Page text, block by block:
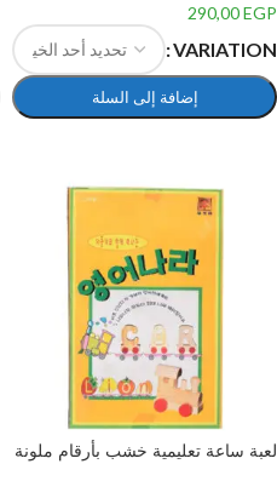
290,00EGP
VARIATION
إضافة إلى السلة
لعبة ساعة تعليمية خشب بأرقام ملونة